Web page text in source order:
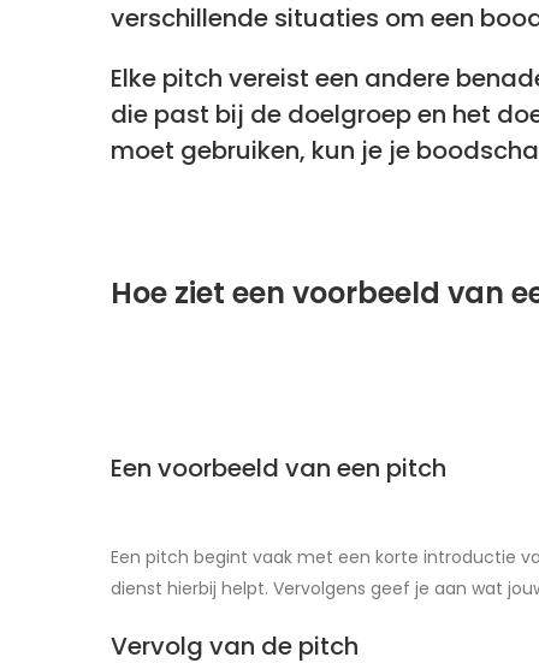
verschillende situaties om een
Elke pitch vereist een andere
die past bij de doelgroep en het
moet gebruiken, kun je je
Hoe ziet een voorbeeld van
Een voorbeeld van een pitch
Een pitch begint vaak met een korte introductie
dienst hierbij helpt. Vervolgens geef je aan wat
Vervolg van de pitch